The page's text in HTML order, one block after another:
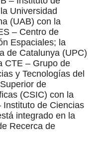
Universidad
(UAB) con la
– Centro de
Espaciales; la
de Catalunya (UPC)
CTE – Grupo de
y Tecnologías del
de
(CSIC) con la
de Ciencias
integrado en la
Recerca de